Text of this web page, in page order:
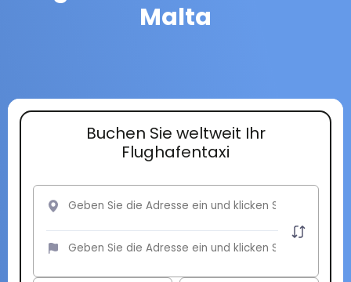
Malta
Buchen Sie weltweit Ihr
Flughafentaxi